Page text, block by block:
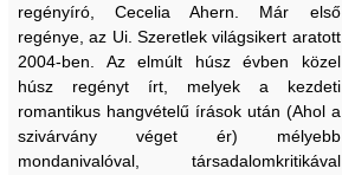
regényíró, Cecelia Ahern. Már első
regénye, az Ui. Szeretlek világsikert aratott
2004-ben. Az elmúlt húsz évben közel
húsz regényt írt, melyek a kezdeti
romantikus hangvételű írások után (Ahol a
szivárvány véget ér) mélyebb
mondanivalóval, társadalomkritikával